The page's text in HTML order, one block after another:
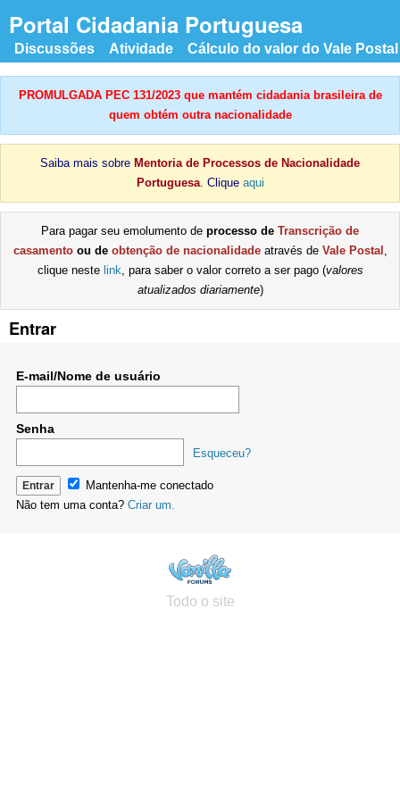
Portal Cidadania Portuguesa
Discussões Atividade Cálculo do valor do Vale Postal
PROMULGADA PEC 131/2023 que mantém cidadania brasileira de
quem obtém outra nacionalidade
Saiba mais sobre Mentoria de Processos de Nacionalidade
Portuguesa. Clique aqui
Para pagar seu emolumento de processo de Transcrição de
casamentoou de obtenção de nacionalidadeatravés de Vale Postal ,
clique neste link, para saber o valor correto a ser pago (valores
atualizados diariamente)
Entrar
E-mail/Nome de usuário
Senha
Esqueceu?
Mantenha-me conectado
Não tem uma conta? Criar um.
Todo o site